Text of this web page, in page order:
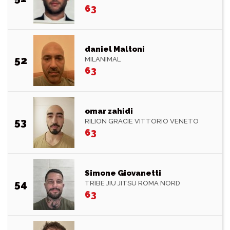
63
52
daniel Maltoni
MILANIMAL
63
53
omar zahidi
RILION GRACIE VITTORIO VENETO
63
54
Simone Giovanetti
TRIBE JIU JITSU ROMA NORD
63